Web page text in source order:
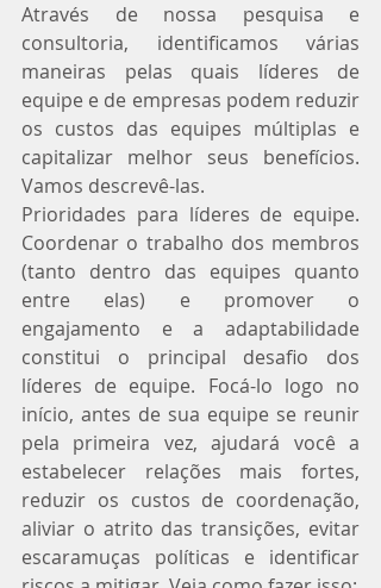
Através de nossa pesquisa e
consultoria, identificamos várias
maneiras pelas quais líderes de
equipe e de empresas podem reduzir
os custos das equipes múltiplas e
capitalizar melhor seus benefícios.
Vamos descrevê-las.
Prioridades para líderes de equipe.
Coordenar o trabalho dos membros
(tanto dentro das equipes quanto
entre elas) e promover o
engajamento e a adaptabilidade
constitui o principal desafio dos
líderes de equipe. Focá-lo logo no
início, antes de sua equipe se reunir
pela primeira vez, ajudará você a
estabelecer relações mais fortes,
reduzir os custos de coordenação,
aliviar o atrito das transições, evitar
escaramuças políticas e identificar